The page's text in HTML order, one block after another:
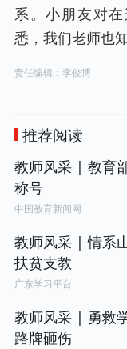
系。小朋友对
悉，我们老师也
责任编辑：李俊博
推荐阅读
教师风采 | 教育
称号
中国教育新闻网
教师风采 | 情系
扶贫支教
广东学习平台
教师风采 | 勇救
路牌砸伤